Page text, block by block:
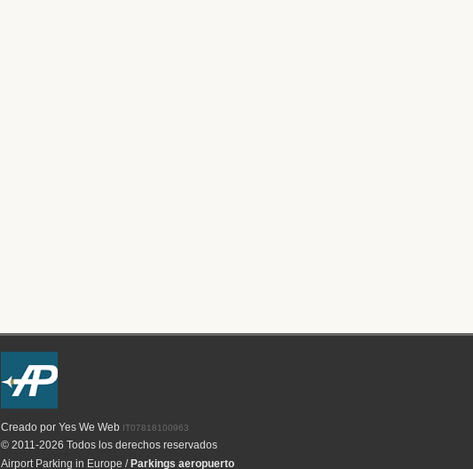
Creado por Yes We Web IT07818100963
© 2011-2026 Todos los derechos reservados
Airport Parking in Europe / Parkings aeropuerto